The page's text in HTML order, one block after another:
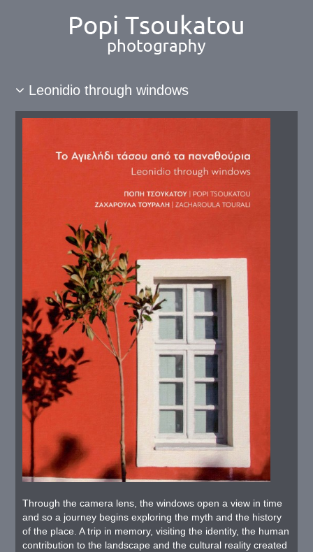
Leonidio through windows
Through the camera lens, the windows open a view in time
and so a journey begins exploring the myth and the history
of the place. A trip in memory, visiting the identity, the human
contribution to the landscape and the cultural reality created